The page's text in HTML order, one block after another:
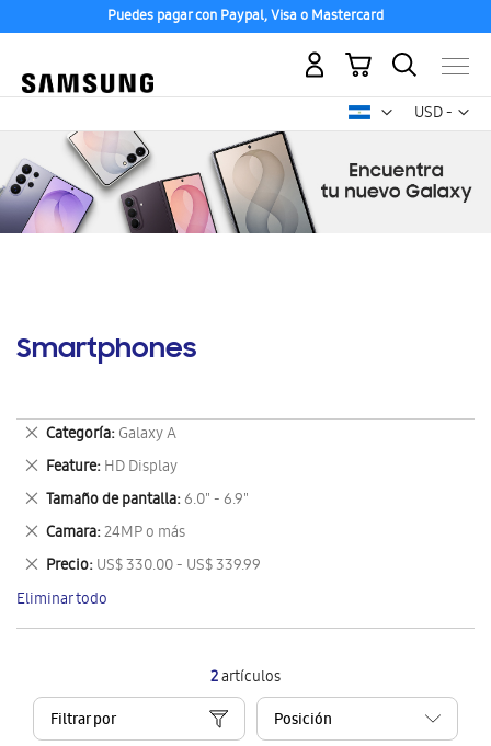
Puedes pagar con Paypal, Visa o Mastercard
USD -
dólar
Mi carrito
Smartphones
2artículos
Filtrar por
Categoría Galaxy A
Eliminar
este
artículo
Feature HD Display
Eliminar
este
artículo
Tamaño de pantalla 6.0" - 6.9"
Eliminar
este
artículo
Camara 24MP o más
Eliminar
este
artículo
Precio US$ 330.00 - US$ 339.99
Eliminar
este
artículo
Eliminar todo